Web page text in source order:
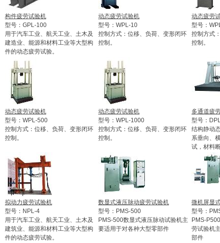
构件疲劳试验机
型号：GPL-100
用于汽车工业、航天工业、土木及
建造业、能源和材料工业等大型构
件的动态疲劳试验。
动态疲劳试验机
型号：WPL-10
控制方式：位移、负荷、变形闭环
控制。
动态疲劳
型号：
控制方式
控制。
动态疲劳试验机
型号：WPL-500
控制方式：位移、负荷、变形闭环
控制。
动态疲劳试验机
型号：WPL-1000
控制方式：位移、负荷、变形闭环
控制。
多通道疲
型号：
结构静动
系垂向、
试，材料
拟动力疲劳试验机
型号：NPL-4
用于汽车工业、航天工业、土木及
建筑业、能源和材料工业等大型构
件的动态疲劳试验。
数显式液压脉动疲劳试验机
型号：PMS-500
PMS-500数显式液压脉动试验机主
要适用于对各种大型零部件
微机屏显
型号：
PMS-
劳试验机
部件